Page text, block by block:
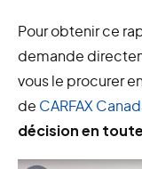
Pour obtenir ce
demande
vous le procurer
de CARFAX
décision en